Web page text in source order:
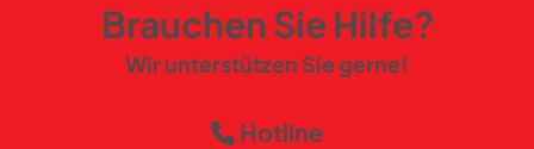
Brauchen Sie Hilfe?
Wir unterstützen Sie gerne!
Hotline